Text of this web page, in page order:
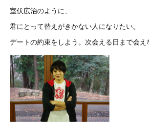
室伏広治のように、
君にとって替えがきかない人になりたい。
デートの約束をしよう。次会える日まで会え